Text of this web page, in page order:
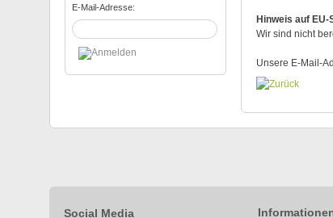
E-Mail-Adresse:
Hinweis auf
Wir sind nicht
Unsere E-Mail-
Social Media